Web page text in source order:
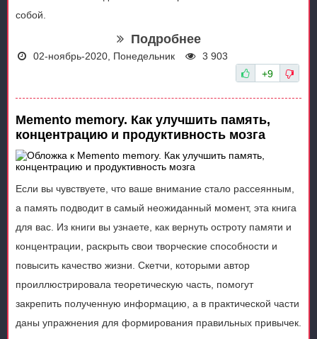
собой.
Подробнее
02-ноябрь-2020, Понедельник
3 903
+9
Memento memory. Как улучшить память,
концентрацию и продуктивность мозга
Если вы чувствуете, что ваше внимание стало рассеянным,
а память подводит в самый неожиданный момент, эта книга
для вас. Из книги вы узнаете, как вернуть остроту памяти и
концентрации, раскрыть свои творческие способности и
повысить качество жизни. Скетчи, которыми автор
проиллюстрировала теоретическую часть, помогут
закрепить полученную информацию, а в практической части
даны упражнения для формирования правильных привычек.